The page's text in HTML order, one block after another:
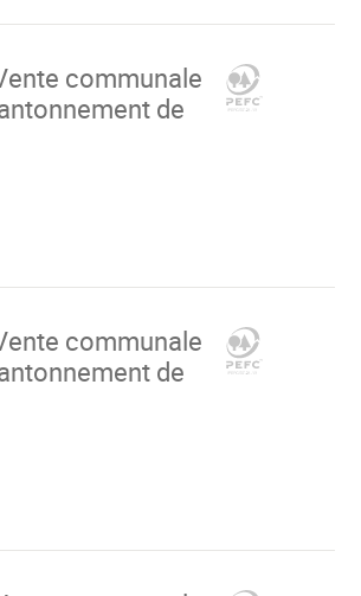
communale
de
communale
de